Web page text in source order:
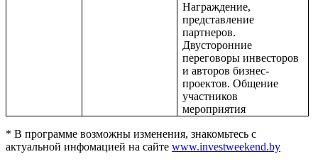
Награждение,
представление
партнеров.
Двусторонние
переговоры инвесторов
и авторов бизнес-
проектов. Общение
участников
мероприятия
* В программе возможны изменения, знакомьтесь с
актуальной инфомацией на сайте www.investweekend.by